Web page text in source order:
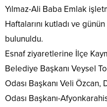
Yılmaz-Ali Baba Emlak
Haftalarını kutladı ve
bulunuldu.
Esnaf ziyaretlerine İlçe
Belediye Başkanı Veysel
Odası Başkanı Veli
Odası Başkanı-